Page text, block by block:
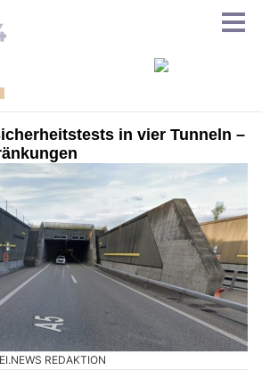
in vier Tunneln –
REDAKTION